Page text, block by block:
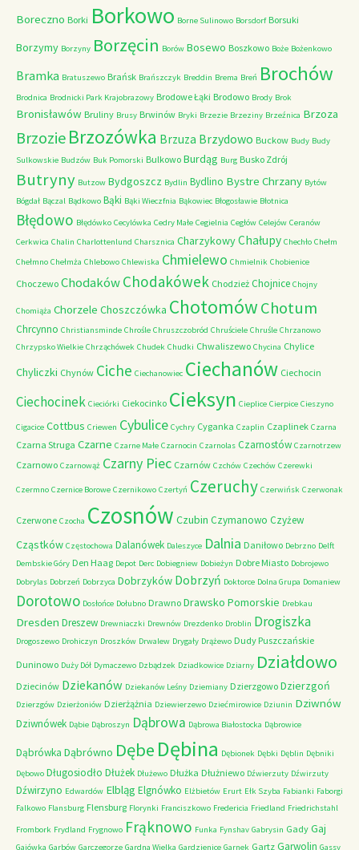
Boreczno Borki Borkowo Borne Sulinowo Borsdorf Borsuki
Borzymy Borzyny Borzęcin Borów Bosewo Boszkowo Boże Bożenkowo
Bramka Bratuszewo Brańsk Brańszczyk Breddin Brema Breń Brochów
Brodnica Brodnicki Park Krajobrazowy Brodowe Łąki Brodowo Brody Brok
Bronisławów Bruliny Brusy Brwinów Bryki Brzezie Brzeziny Brzeźnica Brzoza
Brzozie Brzozówka Brzuza Brzydowo Buckow Budy Budy
Sulkowskie Budzów Buk Pomorski Bulkowo Burdąg Burg Busko Zdrój
Butryny Butzow Bydgoszcz Bydlin Bydlino Bystre Chrzany Bytów
Bógdał Bączal Bądkowo Bąki Bąki Wieczfnia Bąkowiec Błogosławie Błotnica
Błędowo Błędówko Cecylówka Cedry Małe Cegielnia Cegłów Celejów Ceranów
Cerkwica Chalin Charlottenlund Charsznica CharzykowyChałupy Chechło Chełm
Chełmno Chełmża Chlebowo Chlewiska Chmielewo Chmielnik Chobienice
Choczewo ChodakówChodakówek Chodzież Chojnice Chojny
Chomiąża Chorzele Choszczówka ChotomówChotum
Chrcynno Christiansminde Chrośle Chruszczobród Chruściele Chruśle Chrzanowo
Chrzypsko Wielkie Chrząchówek Chudek Chudki Chwaliszewo Chycina Chylice
Chyliczki Chynów Ciche Ciechanowiec Ciechanów Ciechocin
Ciechocinek Cieciórki Ciekocinko Cieksyn Cieplice Cierpice Cieszyno
Cigacice Cottbus Criewen Cybulice Cychry Cyganka Czaplin Czaplinek Czarna
Czarna Struga Czarne Czarne Małe Czarnocin Czarnolas Czarnostów Czarnotrzew
Czarnowo Czarnowąż Czarny Piec Czarnów Czchów Czechów Czerewki
Czermno Czernice Borowe Czernikowo Czertyń Czeruchy Czerwińsk Czerwonak
Czerwone Czocha Czosnów Czubin Czymanowo Czyżew
Cząstków Częstochowa Dalanówek Daleszyce Dalnia Daniłowo Debrzno Delft
Dembskie Góry Den Haag Depot Derc Dobiegniew Dobieżyn Dobre Miasto Dobrojewo
Dobrylas Dobrzeń Dobrzyca Dobrzyków Dobrzyń Doktorce Dolna Grupa Domaniew
Dorotowo Dosłońce Dołubno Drawno Drawsko Pomorskie Drebkau
Dresden Dreszew Drewniaczki Drewnów Drezdenko Droblin Drogiszka
Drogoszewo Drohiczyn Droszków Drwalew Drygały Drążewo Dudy Puszczańskie
Duninowo Duży Dół Dymaczewo Dzbądzek Dziadkowice Dziarny Działdowo
Dziecinów Dziekanów Dziekanów Leśny Dziemiany Dzierzgowo Dzierzgoń
Dzierzgów Dzierżoniów Dzierżążnia Dziewierzewo Dziećmirowice Dziunin Dziwnów
Dziwnówek Dąbie Dąbroszyn Dąbrowa Dąbrowa Białostocka Dąbrowice
Dąbrówka Dąbrówno Dębe Dębina Dębionek Dębki Dęblin Dębniki
Dębowo Długosiodło Dłużek Dłużewo Dłużka Dłużniewo Dźwierzuty Dźwirzuty
Dźwirzyno Edwardów Elbląg Elgnówko Elżbietów Erurt Ełk Szyba Fabianki Faborgi
Falkowo Flansburg Flensburg Florynki Franciszkowo Fredericia Friedland Friedrichstahl
Frombork Frydland Frygnowo Frąknowo Funka Fynshav Gabrysin Gady Gaj
Gajówka Garbów Garczegorze Gardna Wielka Gardzienice Garnek Gartz Garwolin Gassy